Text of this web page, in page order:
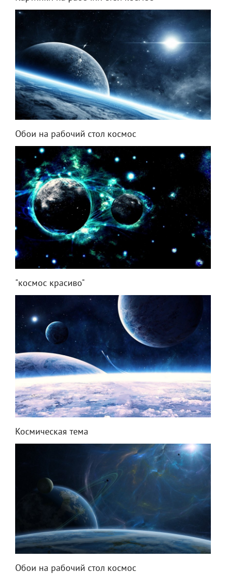
Обои на рабочий стол космос
"космос красиво"
Космическая тема
Обои на рабочий стол космос